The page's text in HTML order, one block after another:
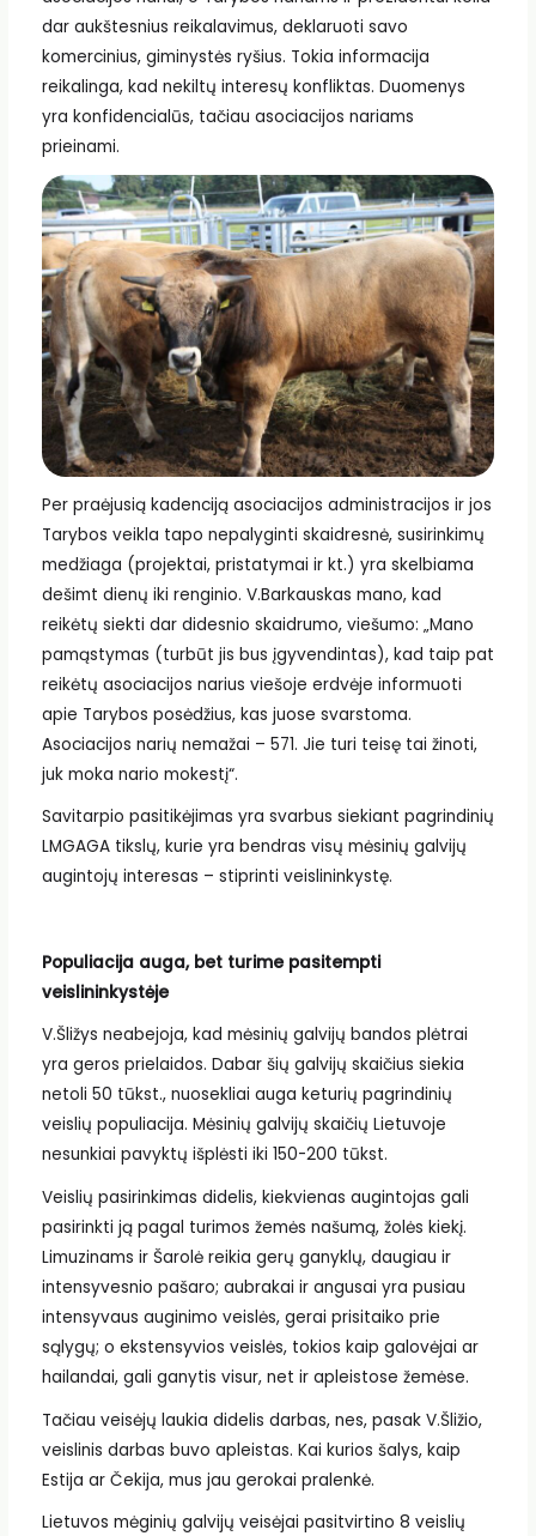
dar aukštesnius reikalavimus, deklaruoti savo
komercinius, giminystės ryšius. Tokia informacija
reikalinga, kad nekiltų interesų konfliktas. Duomenys
yra konfidencialūs, tačiau asociacijos nariams
prieinami.
Per praėjusią kadenciją asociacijos administracijos ir jos
Tarybos veikla tapo nepalyginti skaidresnė, susirinkimų
medžiaga (projektai, pristatymai ir kt.) yra skelbiama
dešimt dienų iki renginio. V.Barkauskas mano, kad
reikėtų siekti dar didesnio skaidrumo, viešumo: „Mano
pamąstymas (turbūt jis bus įgyvendintas), kad taip pat
reikėtų asociacijos narius viešoje erdvėje informuoti
apie Tarybos posėdžius, kas juose svarstoma.
Asociacijos narių nemažai – 571. Jie turi teisę tai žinoti,
juk moka nario mokestį“.
Savitarpio pasitikėjimas yra svarbus siekiant pagrindinių
LMGAGA tikslų, kurie yra bendras visų mėsinių galvijų
augintojų interesas – stiprinti veislininkystę.
Populiacija auga, bet turime pasitempti
veislininkystėje
V.Šližys neabejoja, kad mėsinių galvijų bandos plėtrai
yra geros prielaidos. Dabar šių galvijų skaičius siekia
netoli 50 tūkst., nuosekliai auga keturių pagrindinių
veislių populiacija. Mėsinių galvijų skaičių Lietuvoje
nesunkiai pavyktų išplėsti iki 150-200 tūkst.
Veislių pasirinkimas didelis, kiekvienas augintojas gali
pasirinkti ją pagal turimos žemės našumą, žolės kiekį.
Limuzinams ir Šarolė reikia gerų ganyklų, daugiau ir
intensyvesnio pašaro; aubrakai ir angusai yra pusiau
intensyvaus auginimo veislės, gerai prisitaiko prie
sąlygų; o ekstensyvios veislės, tokios kaip galovėjai ar
hailandai, gali ganytis visur, net ir apleistose žemėse.
Tačiau veisėjų laukia didelis darbas, nes, pasak V.Šližio,
veislinis darbas buvo apleistas. Kai kurios šalys, kaip
Estija ar Čekija, mus jau gerokai pralenkė.
Lietuvos mėginių galvijų veisėjai pasitvirtino 8 veislių